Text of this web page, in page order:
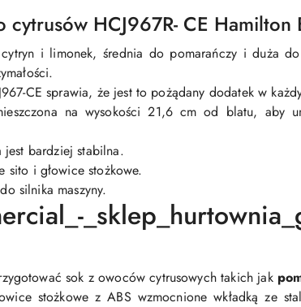
HCJ967R- CE Hamilton
i limonek, średnia do pomarańczy i duża
CE sprawia, że jest to pożądany dodatek w
na wysokości 21,6 cm od blatu, aby
bardziej stabilna.
sito i głowice stożkowe.
silnika maszyny.
sok z owoców cytrusowych takich jak
stożkowe z ABS wzmocnione wkładką ze